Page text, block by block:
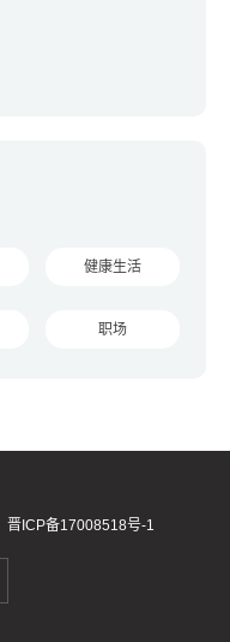
健康生活
职场
晋ICP备17008518号-1